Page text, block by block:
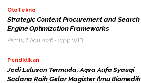
OtoTekno
Strategic Content Procurement and Search
Engine Optimization Frameworks
Kamis, 6 Agu 2026 - 23:43 WIB
Pendidikan
Jadi Lulusan Termuda, Aqsa Aufa Syauqi
Sadana Raih Gelar Magister Ilmu Biomedik